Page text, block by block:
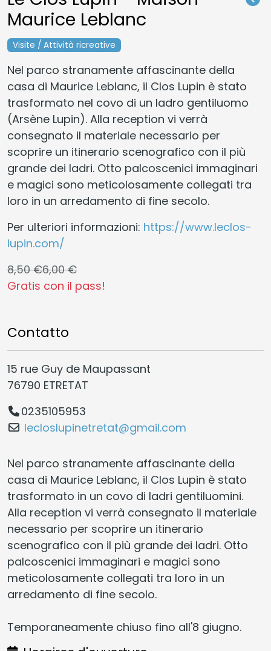
Maurice Leblanc
Visite / Attività ricreative
Nel parco stranamente affascinante della
casa di Maurice Leblanc, il Clos Lupin è stato
trasformato nel covo di un ladro gentiluomo
(Arsène Lupin). Alla reception vi verrà
consegnato il materiale necessario per
scoprire un itinerario scenografico con il più
grande dei ladri. Otto palcoscenici immaginari
e magici sono meticolosamente collegati tra
loro in un arredamento di fine secolo.
Per ulteriori informazioni: https://www.leclos-
lupin.com/
8,50 €6,00 €
Gratis con il pass!
Contatto
15 rue Guy de Maupassant
76790 ETRETAT
0235105953
lecloslupinetretat@gmail.com
Nel parco stranamente affascinante della
casa di Maurice Leblanc, il Clos Lupin è stato
trasformato in un covo di ladri gentiluomini.
Alla reception vi verrà consegnato il materiale
necessario per scoprire un itinerario
scenografico con il più grande dei ladri. Otto
palcoscenici immaginari e magici sono
meticolosamente collegati tra loro in un
arredamento di fine secolo.
Temporaneamente chiuso fino all'8 giugno.